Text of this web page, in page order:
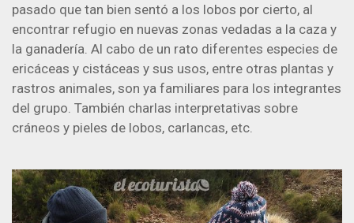
pasado que tan bien sentó a los lobos por cierto, al
encontrar refugio en nuevas zonas vedadas a la caza y
la ganadería. Al cabo de un rato diferentes especies de
ericáceas y cistáceas y sus usos, entre otras plantas y
rastros animales, son ya familiares para los integrantes
del grupo. También charlas interpretativas sobre
cráneos y pieles de lobos, carlancas, etc.